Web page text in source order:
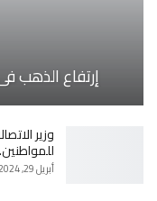
إرتفاع الذهب فى مصر ل 90
وزير
أبريل 29, 2024